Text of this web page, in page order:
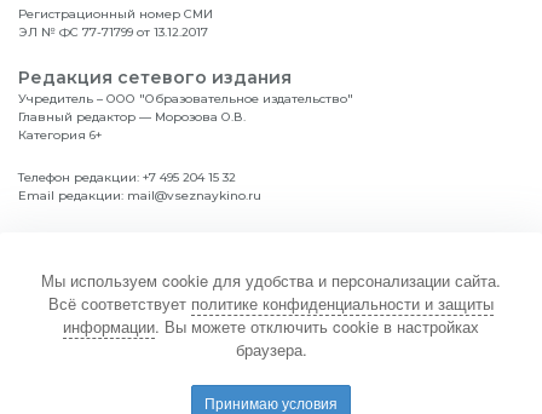
Регистрационный номер СМИ
ЭЛ № ФС 77-71799 от 13.12.2017
Редакция сетевого издания
Учредитель – ООО "Образовательное издательство"
Главный редактор — Морозова О.В.
Категория 6+
Телефон редакции: +7 495 204 15 32
Email редакции: mail@vseznaykino.ru
Дошкольникам
Школьникам
Студентам
Положение
Итоги
Политика конфиденциальности и защиты информации
Мы используем cookie для удобства и персонализации сайта.
Всё соответствует политике конфиденциальности и защиты
информации. Вы можете отключить cookie в настройках
браузера.
Принимаю условия